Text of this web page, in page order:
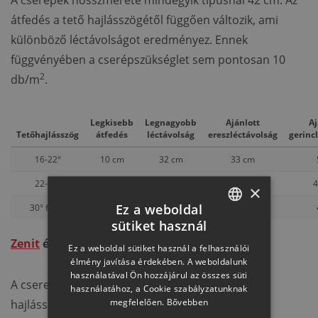
átfedés a tető hajlásszögétől függően változik, ami
különböző léctávolságot eredményez. Ennek
függvényében a cserépszükséglet sem pontosan 10
db/m2.
Tetőhajlásszög
Legkisebb
átfedés
Legnagyobb
léctávolság
Ajánlott
ereszléctávolság
16-22° 10 cm 32 cm 33 cm
22-30°
33 cm
30° felett
8,0 cm 34 cm
Zenités Rundo
A cserepek hosszmérete 42 cm. Az átfedés a tető
hajlásszögétől függően változik, ami különböző
HUNGARIAN
SLOVAK
GERMAN
ROMANIAN
×
Ez a weboldal
sütiket használ
Ez a weboldal sütiket használ a felhasználói
élmény javítása érdekében. A weboldalunk
használatával Ön hozzájárul az összes süti
használatához, a Cookie szabályzatunknak
megfelelően. Bővebben